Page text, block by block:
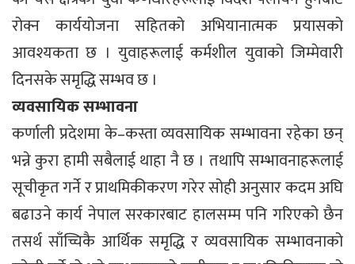
रोक्न कार्ययोजना सहितको अभियानात्मक प्रयासको
आवश्यकता छ । युवाहरूलाई कर्मशील युवाको जिम्मेवारी
दिनसके समृद्धि सम्भव छ ।
व्यवसायिक सम्भावना
कर्णाली प्रदेशमा के–कस्ता व्यवसायिक सम्भावना रहेका छन्
भन्ने कुरा हामी सबैलाई थाहा नै छ । तथापि सम्भावनाहरूलाई
सूचीकृत गर्ने र प्राथमिकीकरण गरेर सोही अनुसार कदम अघि
बढाउने कार्य नेपाल सरकारबाट हालसम्म पनि गरिएको छैन
तसर्थ साँच्चिकै आर्थिक समृद्धि र व्यवसायिक सम्भावनाको